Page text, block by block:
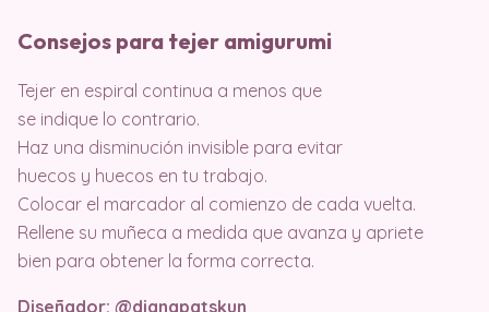
Consejos para tejer amigurumi
Tejer en espiral continua a menos que
se indique lo contrario.
Haz una disminución invisible para evitar
huecos y huecos en tu trabajo.
Colocar el marcador al comienzo de cada vuelta.
Rellene su muñeca a medida que avanza y apriete
bien para obtener la forma correcta.
Diseñador: @dianapatskun